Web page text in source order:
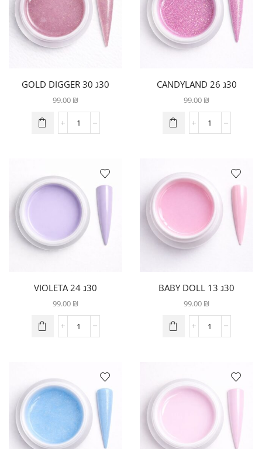
30ג 26 CANDYLAND
99.00 ₪
30ג 30 GOLD DIGGER
99.00 ₪
30ג 13 BABY DOLL
99.00 ₪
30ג 24 VIOLETA
99.00 ₪